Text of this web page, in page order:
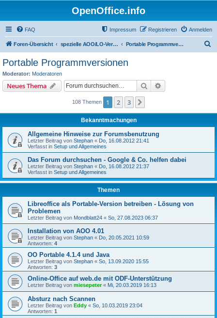
OpenOffice.info
FAQ Anmelden
Registrieren
Impressum
Foren-Übersicht spezielle AOO/LO-Versionen / Betriebssysteme Portable Programmversionen
Portable Programmversionen
Moderator: Moderatoren
Neues Thema Suche
108 Themen 1 2 3
Bekanntmachungen
Allgemeine Hinweise zur Forumsbenutzung
Letzter Beitrag von Stephan « Do, 16.08.2012 21:41
Verfasst in Setup und Allgemeines
Das Forum durchsuchen - Google & Co. helfen dabei
Letzter Beitrag von Stephan « Do, 16.08.2012 21:37
Verfasst in Setup und Allgemeines
Themen
Libreoffice als Portable-Version betreiben - Lösung von
Problemen
Letzter Beitrag von Mondblatt24 « So, 27.08.2023 06:37
Installation von AOO 4.01
Letzter Beitrag von Stephan « Do, 20.05.2021 10:59
Antworten: 4
OO Portable 4.1.4 und Java
Letzter Beitrag von Stephan « So, 13.09.2020 15:55
Antworten: 3
Online-Office auf web.de mit ODF-Unterstützung
Letzter Beitrag von miesepeter« Mi, 20.03.2019 16:13
Absturz nach Scannen
Letzter Beitrag von Eddy « So, 10.03.2019 23:04
Antworten: 1